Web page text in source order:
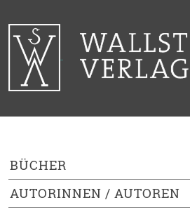
BÜCHER
AUTORINNEN / AUTOREN